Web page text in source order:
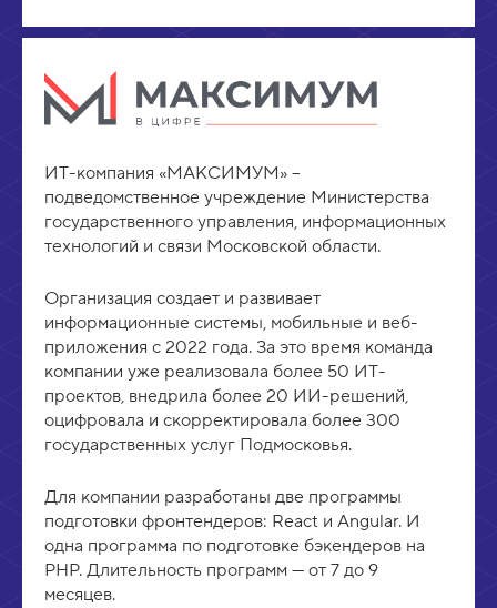
ИТ-компания «МАКСИМУМ» –
подведомственное учреждение Министерства
государственного управления, информационных
технологий и связи Московской области.
Организация создает и развивает
информационные системы, мобильные и веб-
приложения с 2022 года. За это время команда
компании уже реализовала более 50 ИТ-
проектов, внедрила более 20 ИИ-решений,
оцифровала и скорректировала более 300
государственных услуг Подмосковья.
Для компании разработаны две программы
подготовки фронтендеров: React и Angular. И
одна программа по подготовке бэкендеров на
PHP. Длительность программ — от 7 до 9
месяцев.